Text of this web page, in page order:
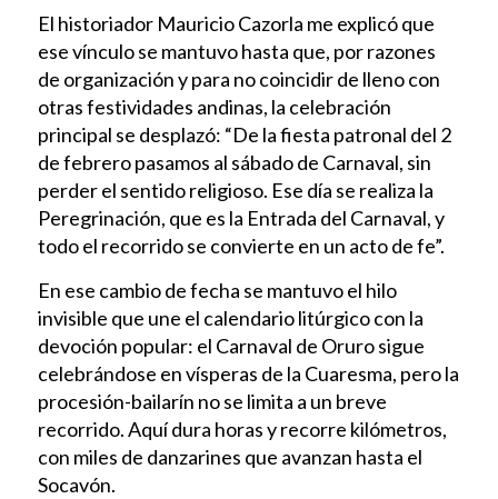
El historiador Mauricio Cazorla me explicó que
ese vínculo se mantuvo hasta que, por razones
de organización y para no coincidir de lleno con
otras festividades andinas, la celebración
principal se desplazó: “De la fiesta patronal del 2
de febrero pasamos al sábado de Carnaval, sin
perder el sentido religioso. Ese día se realiza la
Peregrinación, que es la Entrada del Carnaval, y
todo el recorrido se convierte en un acto de fe”.
En ese cambio de fecha se mantuvo el hilo
invisible que une el calendario litúrgico con la
devoción popular: el Carnaval de Oruro sigue
celebrándose en vísperas de la Cuaresma, pero la
procesión-bailarín no se limita a un breve
recorrido. Aquí dura horas y recorre kilómetros,
con miles de danzarines que avanzan hasta el
Socavón.